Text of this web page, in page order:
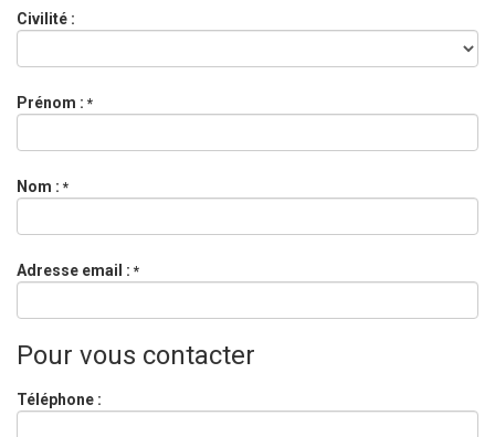
Civilité :
Prénom : *
Nom : *
Adresse email : *
Pour vous contacter
Téléphone :